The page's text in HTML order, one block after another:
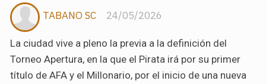
La ciudad vive a pleno la previa a la definición del
Torneo Apertura, en la que el Pirata irá por su primer
título de AFA y el Millonario, por el inicio de una nueva
24/05/2026
TABANO SC